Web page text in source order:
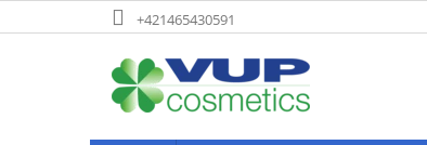
na
+421465430591